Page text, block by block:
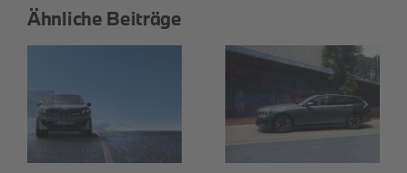
Ähnliche Beiträge
THE 3 Touring